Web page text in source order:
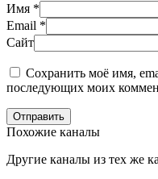
Имя *
Email *
Сайт
Сохранить моё имя,
последующих моих
Отправить
Похожие каналы
Другие каналы из тех же